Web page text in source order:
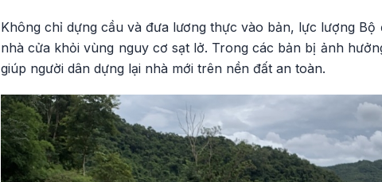
Không chỉ dựng cầu và đưa lương thực vào bản, lực lượng
nhà cửa khỏi vùng nguy cơ sạt lở. Trong các bản bị ảnh
giúp người dân dựng lại nhà mới trên nền đất an toàn.